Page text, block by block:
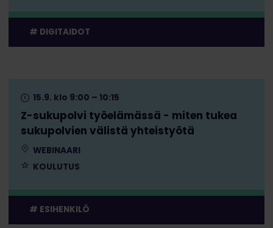
DIGITAIDOT
Z-sukupolvi työelämässä - miten tukea
sukupolvien välistä yhteistyötä
15.9. klo 9:00 – 10:15
WEBINAARI
KOULUTUS
ESIHENKILÖ